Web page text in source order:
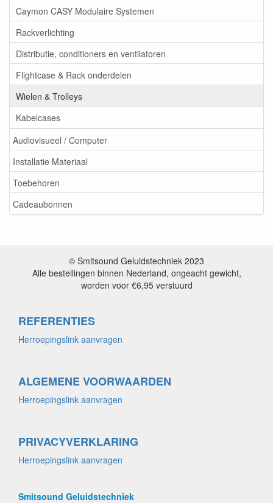
Caymon CASY Modulaire Systemen
Rackverlichting
Distributie, conditioners en ventilatoren
Flightcase & Rack onderdelen
Wielen & Trolleys
Kabelcases
Audiovisueel / Computer
Installatie Materiaal
Toebehoren
Cadeaubonnen
© Smitsound Geluidstechniek 2023
Alle bestellingen binnen Nederland, ongeacht gewicht,
worden voor €6,95 verstuurd
REFERENTIES
Herroepingslink aanvragen
ALGEMENE VOORWAARDEN
Herroepingslink aanvragen
PRIVACYVERKLARING
Herroepingslink aanvragen
Smitsound Geluidstechniek